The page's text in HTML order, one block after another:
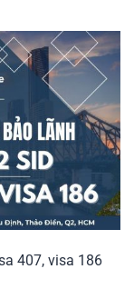
407, visa 186